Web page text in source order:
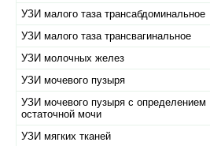
УЗИ малого таза трансабдоминальное
УЗИ малого таза трансвагинальное
УЗИ молочных желез
УЗИ мочевого пузыря
УЗИ мочевого пузыря с определением
остаточной мочи
УЗИ мягких тканей